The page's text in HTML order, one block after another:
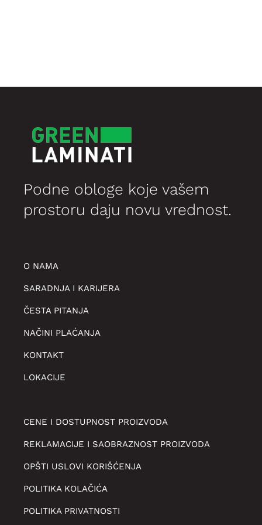
Podne obloge koje vašem
prostoru daju novu vrednost.
O NAMA
SARADNJA I KARIJERA
ČESTA PITANJA
NAČINI PLAĆANJA
KONTAKT
LOKACIJE
CENE I DOSTUPNOST PROIZVODA
REKLAMACIJE I SAOBRAZNOST PROIZVODA
OPŠTI USLOVI KORIŠĆENJA
POLITIKA KOLAČIĆA
POLITIKA PRIVATNOSTI